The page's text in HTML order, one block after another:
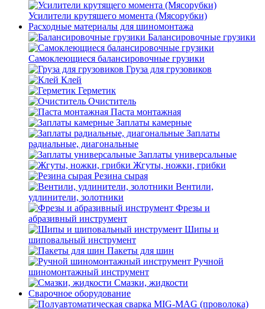
Усилители крутящего момента (Мясорубки)
Расходные материалы для шиномонтажа
Балансировочные грузики
Самоклеющиеся балансировочные грузики
Груза для грузовиков
Клей
Герметик
Очиститель
Паста монтажная
Заплаты камерные
Заплаты
радиальные, диагональные
Заплаты универсальные
Жгуты, ножки, грибки
Резина сырая
Вентили,
удлинители, золотники
Фрезы и
абразивный инструмент
Шипы и
шиповальный инструмент
Пакеты для шин
Ручной
шиномонтажный инструмент
Смазки, жидкости
Сварочное оборудование